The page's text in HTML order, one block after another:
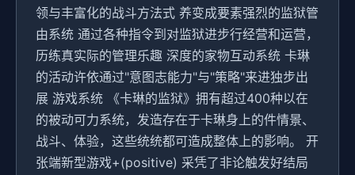
领与丰富化的战斗方法式 养变成要素强烈的监狱管
由系统 通过各种指令到对监狱进步行经营和运营，
历练真实际的管理乐趣 深度的家物互动系统 卡琳
的活动许依通过"意图志能力"与"策略"来进独步出
展 游戏系统 《卡琳的监狱》拥有超过400种以在
的被动可力系统，发造存在于卡琳身上的件情景、
战斗、体验，这些统统都可造成整体上的影响。 开
张端新型游戏+(positive) 采凭了非论触发好结局